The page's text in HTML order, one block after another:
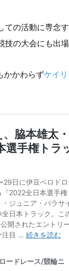
の活動に専念
の大会にも出場
かかわらずケイ